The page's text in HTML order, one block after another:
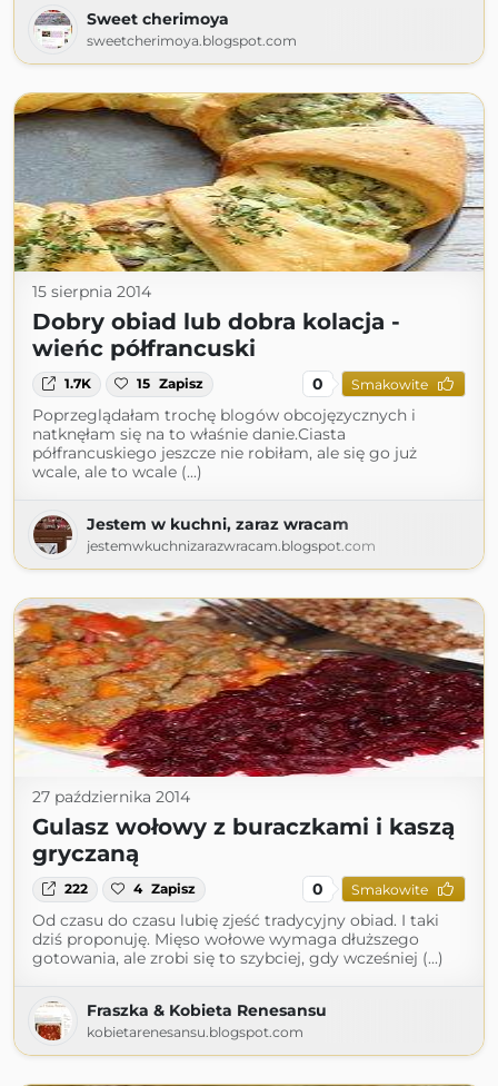
Sweet cherimoya
sweetcherimoya.blogspot.com
15 sierpnia 2014
Dobry obiad lub dobra kolacja -
wieńc półfrancuski
1.7K 15 Zapisz 0 Smakowite
Poprzeglądałam trochę blogów obcojęzycznych i
natknęłam się na to właśnie danie.Ciasta
półfrancuskiego jeszcze nie robiłam, ale się go już
wcale, ale to wcale (...)
Jestem w kuchni, zaraz wracam
jestemwkuchnizarazwracam.blogspot.com
27 października 2014
Gulasz wołowy z buraczkami i kaszą
gryczaną
222 4 Zapisz 0 Smakowite
Od czasu do czasu lubię zjeść tradycyjny obiad. I taki
dziś proponuję. Mięso wołowe wymaga dłuższego
gotowania, ale zrobi się to szybciej, gdy wcześniej (...)
Fraszka & Kobieta Renesansu
kobietarenesansu.blogspot.com